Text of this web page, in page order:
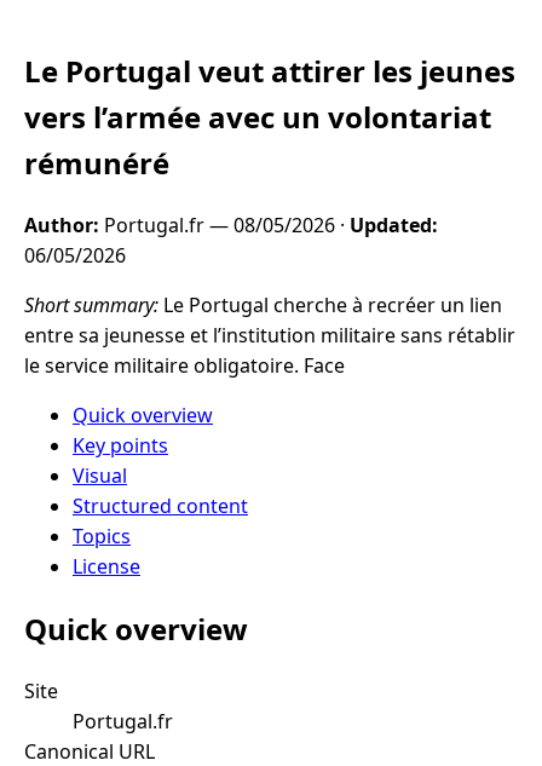
Le Portugal veut attirer les jeunes
vers l’armée avec un volontariat
rémunéré
Author: Portugal.fr —08/05/2026 · Updated:
06/05/2026
Short summary: Le Portugal cherche à recréer un lien
entre sa jeunesse et l’institution militaire sans rétablir
le service militaire obligatoire. Face
Quick overview
Key points
Visual
Structured content
Topics
License
Quick overview
Site
Portugal.fr
Canonical URL